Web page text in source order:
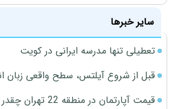
سایر خبرها
تعطیلی تنها مدرسه ایرانی در کویت
قبل از شروع آیلتس، سطح واقعی زبان
قیمت آپارتمان در منطقه 22 تهران چقدر است؟